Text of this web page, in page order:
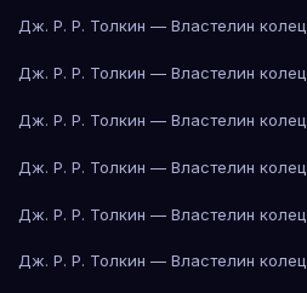
Дж. Р. Р. Толкин — Властелин колец
Дж. Р. Р. Толкин — Властелин колец
Дж. Р. Р. Толкин — Властелин колец
Дж. Р. Р. Толкин — Властелин колец
Дж. Р. Р. Толкин — Властелин колец
Дж. Р. Р. Толкин — Властелин колец